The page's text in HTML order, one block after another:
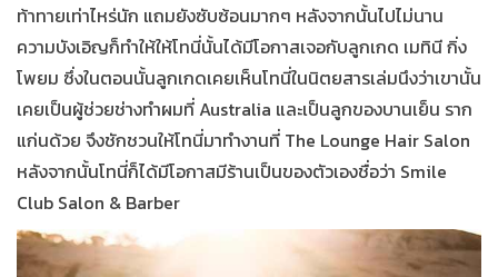
ท้าทายเท่าไหร่นัก แถมยังซับซ้อนมากๆ หลังจากนั้นไปไม่นาน
ความบังเอิญก็ทำให้ให้โทนี่นั้นได้มีโอกาสเจอกับลูกเกด เมทินี กิ่ง
โพยม ซึ่งในตอนนั้นลูกเกดเคยเห็นโทนี่ในนิตยสารเล่มนึงว่าเขานั้น
เคยเป็นผู้ช่วยช่างทำผมที่ Australia และเป็นลูกของบานเย็น ราก
แก่นด้วย จึงชักชวนให้โทนี่มาทำงานที่ The Lounge Hair Salon
หลังจากนั้นโทนี่ก็ได้มีโอกาสมีร้านเป็นของตัวเองชื่อว่า Smile
Club Salon & Barber